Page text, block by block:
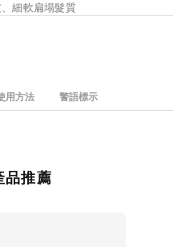
細軟扁塌髮質
用方法 警語標示
品推薦